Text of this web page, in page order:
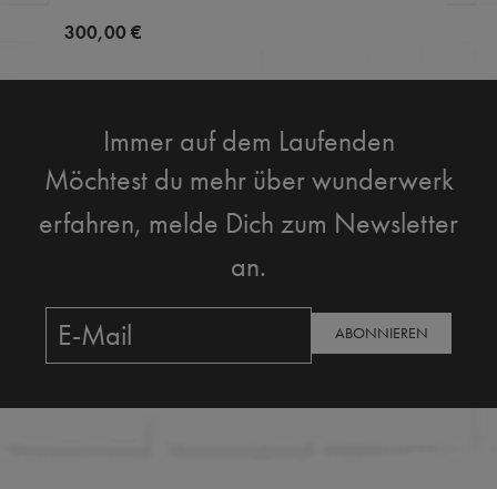
300,00 €
Immer auf dem Laufenden
Möchtest du mehr über wunderwerk
erfahren, melde Dich zum Newsletter
an.
ABONNIEREN